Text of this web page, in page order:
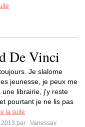
De Vinci
Je slalome
jeunesse, je peux me
une librairie, j'y reste
pourtant je ne lis pas
la suite
2013 par
Vanessav